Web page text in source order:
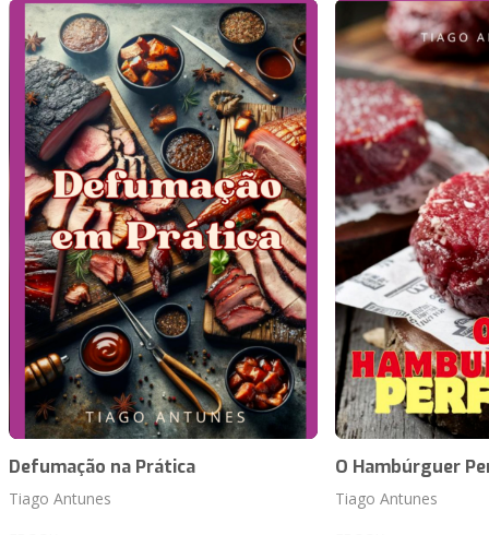
Defumação na Prática
Tiago Antunes
O Hambúrguer
Tiago Antunes